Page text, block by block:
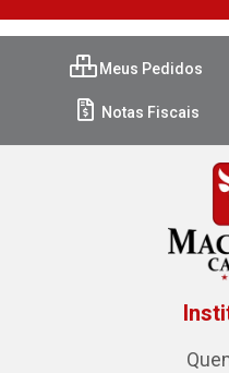
Meus Pedidos
Notas Fiscais